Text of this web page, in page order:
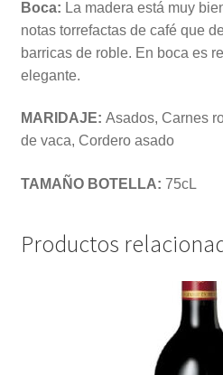
Boca: La madera está muy
notas torrefactas de café que
barricas de roble. En boca es
elegante.
MARIDAJE: Asados, Carnes
de vaca, Cordero asado
TAMAÑO BOTELLA: 75cL
Productos